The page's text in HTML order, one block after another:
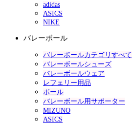
adidas
ASICS
NIKE
バレーボール
バレーボールカテゴリすべて
バレーボールシューズ
バレーボールウェア
レフェリー用品
ボール
バレーボール用サポーター
MIZUNO
ASICS